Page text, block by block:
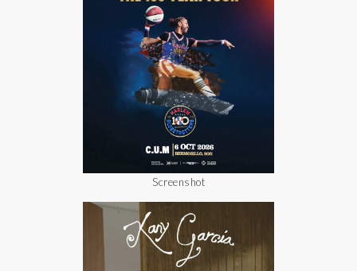
Screenshot